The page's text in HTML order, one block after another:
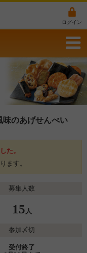
ログイン
味のあげせんべい
た。
ます。
募集人数
15 人
参加〆切
受付終了